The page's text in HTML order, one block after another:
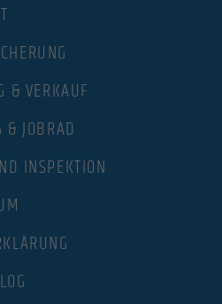
& VERKAUF
JOBRAD
INSPEKTION